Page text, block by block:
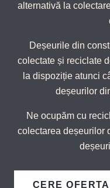
alternativă la
Deșeurile din
colectate și reciclate
la dispoziție atunci
deșeurilor
Ne ocupăm cu
colectarea deșeurilor
CERE